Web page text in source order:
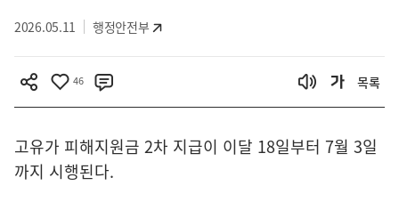
2026.05.11 행정안전부
46 목록
고유가 피해지원금 2차 지급이 이달 18일부터 7월 3일
까지 시행된다.